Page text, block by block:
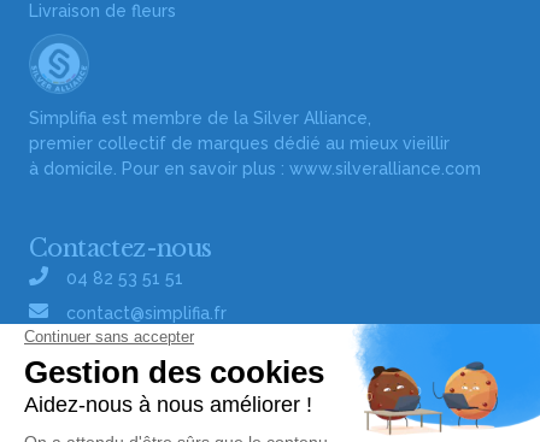
Livraison de fleurs
Simplifia est membre de la Silver Alliance,
premier collectif de marques dédié au mieux vieillir
à domicile. Pour en savoir plus : www.silveralliance.com
Contactez-nous
04 82 53 51 51
contact@simplifia.fr
Réseaux sociaux